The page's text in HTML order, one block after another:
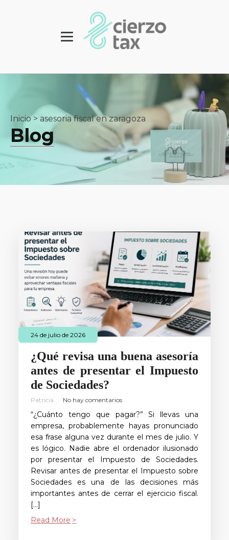
Inicio> asesoria fiscal en zaragoza
Blog
24 de julio de 2026
¿Qué revisa una buena asesoría
antes de presentar el Impuesto
de Sociedades?
Patricia No hay comentarios
“¿Cuánto tengo que pagar?” Si llevas una
empresa, probablemente hayas pronunciado
esa frase alguna vez durante el mes de julio. Y
es lógico. Nadie abre el ordenador ilusionado
por presentar el Impuesto de Sociedades.
Revisar antes de presentar el Impuesto sobre
Sociedades es una de las decisiones más
importantes antes de cerrar el ejercicio fiscal.
[…]
Read More